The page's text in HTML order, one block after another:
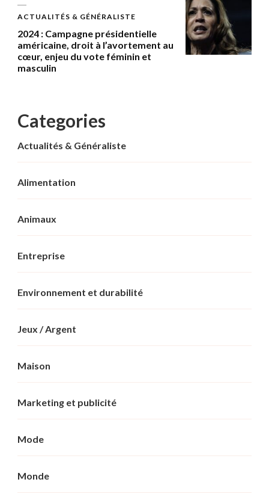
ACTUALITÉS & GÉNÉRALISTE
2024 : Campagne présidentielle
américaine, droit à l’avortement au
cœur, enjeu du vote féminin et
masculin
Categories
Actualités & Généraliste
Alimentation
Animaux
Entreprise
Environnement et durabilité
Jeux / Argent
Maison
Marketing et publicité
Mode
Monde